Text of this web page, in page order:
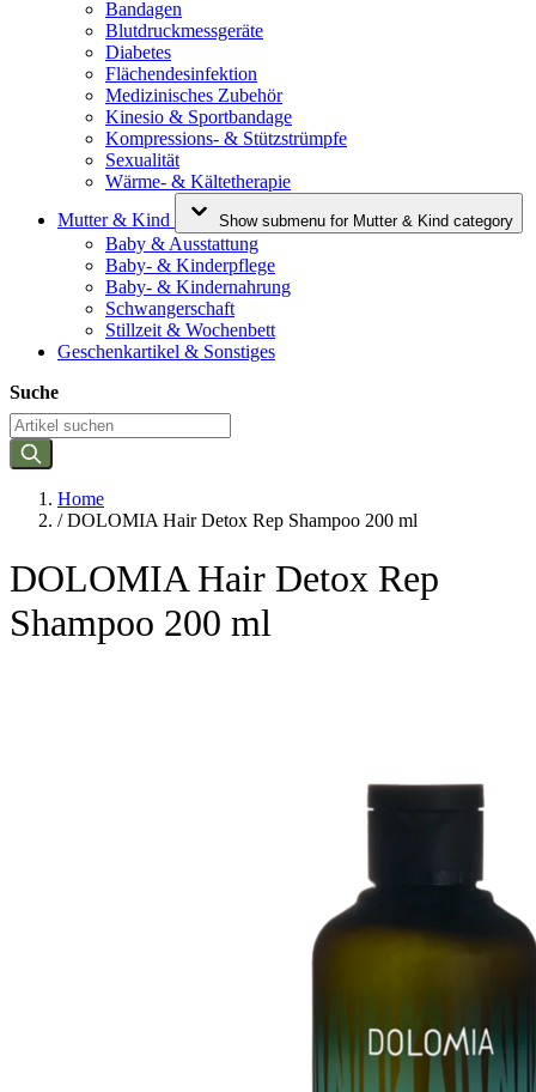
Bandagen
Blutdruckmessgeräte
Diabetes
Flächendesinfektion
Medizinisches Zubehör
Kinesio & Sportbandage
Kompressions- & Stützstrümpfe
Sexualität
Wärme- & Kältetherapie
Mutter & Kind
Show submenu for Mutter & Kind category
Baby & Ausstattung
Baby- & Kinderpflege
Baby- & Kindernahrung
Schwangerschaft
Stillzeit & Wochenbett
Geschenkartikel & Sonstiges
Suche
Home
/ DOLOMIA Hair Detox Rep Shampoo 200 ml
DOLOMIA Hair Detox Rep
Shampoo 200 ml